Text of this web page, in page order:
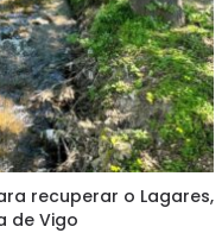
recuperar o Lagares,
de Vigo